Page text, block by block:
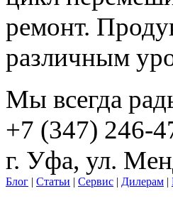
ремонт.
различным
Мы всегда
+7 (347) 246-
г. Уфа, ул.
Блог | Статьи | Сервис | Дилерам |